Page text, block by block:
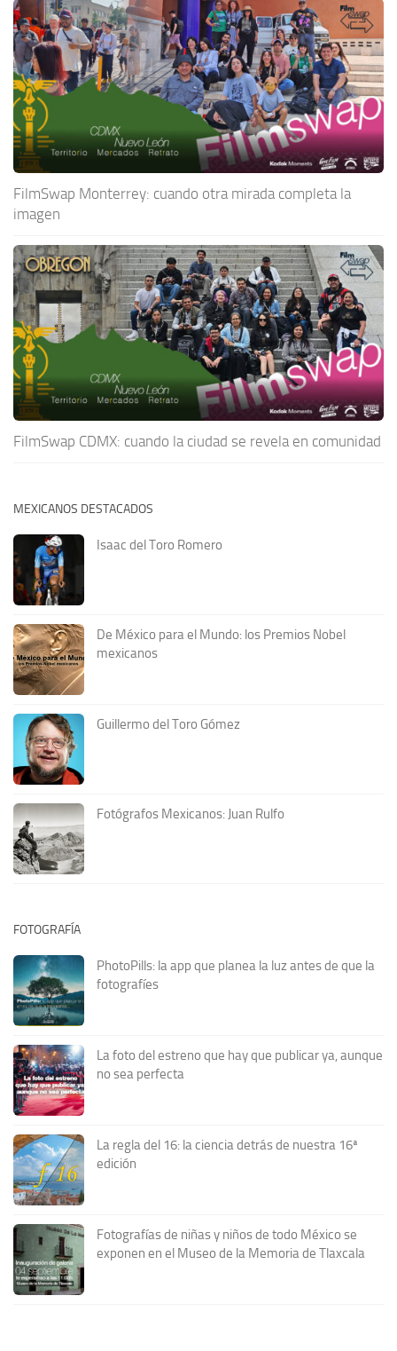
FilmSwap Monterrey: cuando otra mirada completa la
imagen
FilmSwap CDMX: cuando la ciudad se revela en comunidad
MEXICANOS DESTACADOS
Isaac del Toro Romero
De México para el Mundo: los Premios Nobel
mexicanos
Guillermo del Toro Gómez
Fotógrafos Mexicanos: Juan Rulfo
FOTOGRAFÍA
PhotoPills: la app que planea la luz antes de que la
fotografíes
La foto del estreno que hay que publicar ya, aunque
no sea perfecta
La regla del 16: la ciencia detrás de nuestra 16ª
edición
Fotografías de niñas y niños de todo México se
exponen en el Museo de la Memoria de Tlaxcala